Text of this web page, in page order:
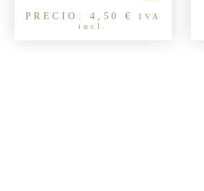
PRECIO: 4,50 €
IVA
incl.